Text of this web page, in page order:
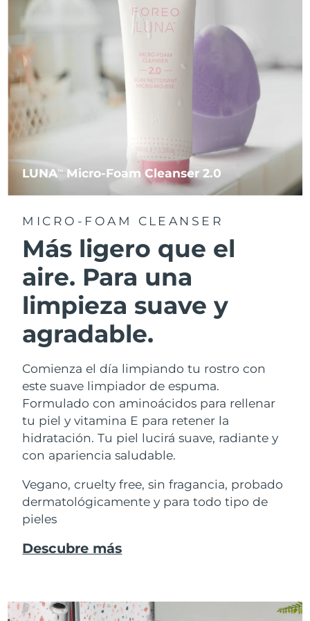
LUNATM Micro-Foam Cleanser 2.0
MICRO-FOAM CLEANSER
Más ligero que el
aire. Para una
limpieza suave y
agradable.
Comienza el día limpiando tu rostro con
este suave limpiador de espuma.
Formulado con aminoácidos para rellenar
tu piel y vitamina E para retener la
hidratación. Tu piel lucirá suave, radiante y
con apariencia saludable.
Vegano, cruelty free, sin fragancia, probado
dermatológicamente y para todo tipo de
pieles
Descubre más